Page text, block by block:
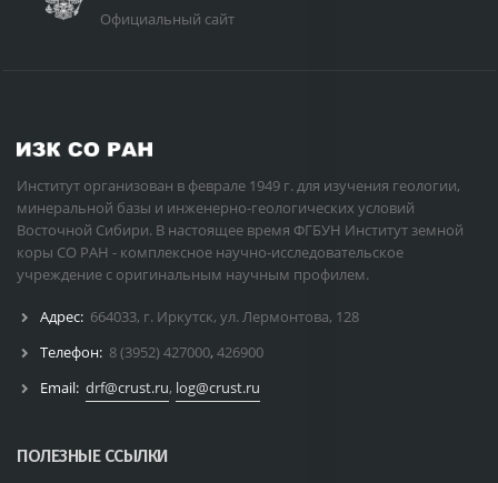
Официальный сайт
Институт организован в феврале 1949 г. для изучения геологии,
минеральной базы и инженерно-геологических условий
Восточной Сибири. В настоящее время ФГБУН Институт земной
коры СО РАН - комплексное научно-исследовательское
учреждение с оригинальным научным профилем.
Адрес: 664033, г. Иркутск, ул. Лермонтова, 128
Телефон: 8 (3952) 427000, 426900
Email: drf@crust.ru, log@crust.ru
ПОЛЕЗНЫЕ ССЫЛКИ